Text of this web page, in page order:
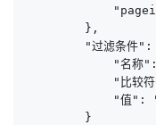
        },
"过滤条件":
"名称
"比较
"值":
        }